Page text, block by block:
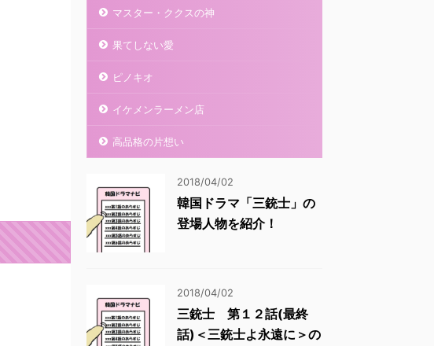
マスター・ククスの神
果てしない愛
ピノキオ
イケメンラーメン店
高品格の片想い
2018/04/02
韓国ドラマ「三銃士」の
登場人物を紹介！
2018/04/02
三銃士 第１２話(最終
話)＜三銃士よ永遠に＞の